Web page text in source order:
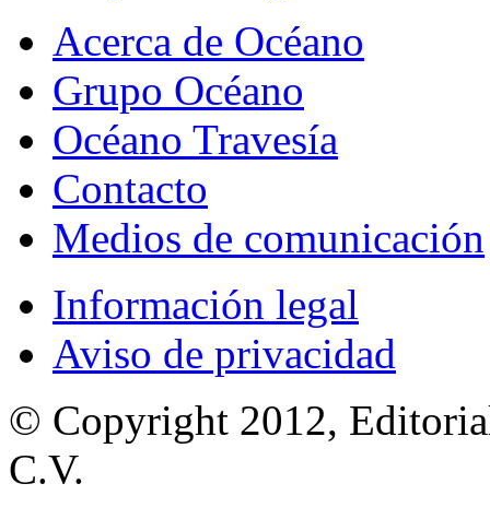
Acerca de Océano
Grupo Océano
Océano Travesía
Contacto
Medios de comunicación
Información legal
Aviso de privacidad
© Copyright 2012,
C.V.